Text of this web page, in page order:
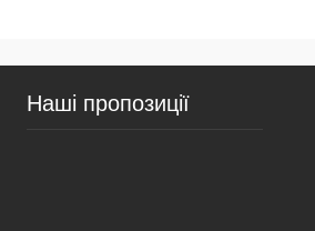
Купити в 1 клік Порівняння
У вибране У наявності
Наші пропозиції